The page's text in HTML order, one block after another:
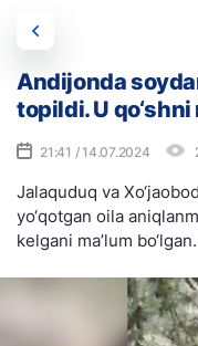
Andijonda
topildi. U
21:41 / 14.07.2024
Jalaquduq va
yo‘qotgan oila
kelgani ma’lum bo‘lgan.